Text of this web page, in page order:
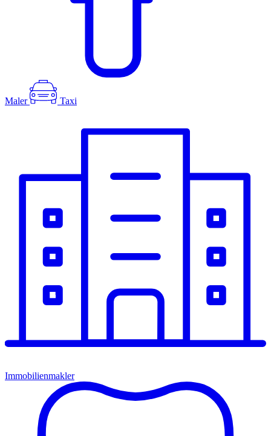
Maler Taxi
Immobilienmakler